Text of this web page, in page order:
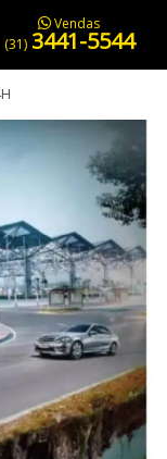
NOSSA LOJA
Vendas
(31) 3441-5544